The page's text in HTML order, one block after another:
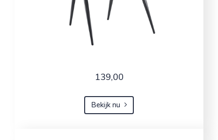
139,00
Bekijk nu